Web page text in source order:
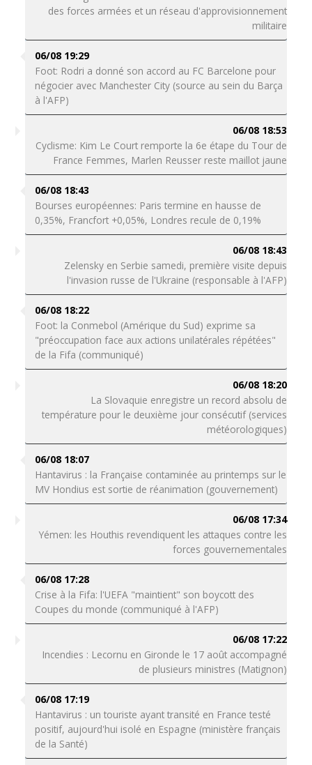
des forces armées et un réseau d'approvisionnement
militaire
06/08 19:29
Foot: Rodri a donné son accord au FC Barcelone pour
négocier avec Manchester City (source au sein du Barça
à l'AFP)
06/08 18:53
Cyclisme: Kim Le Court remporte la 6e étape du Tour de
France Femmes, Marlen Reusser reste maillot jaune
06/08 18:43
Bourses européennes: Paris termine en hausse de
0,35%, Francfort +0,05%, Londres recule de 0,19%
06/08 18:43
Zelensky en Serbie samedi, première visite depuis
l'invasion russe de l'Ukraine (responsable à l'AFP)
06/08 18:22
Foot: la Conmebol (Amérique du Sud) exprime sa
"préoccupation face aux actions unilatérales répétées"
de la Fifa (communiqué)
06/08 18:20
La Slovaquie enregistre un record absolu de
température pour le deuxième jour consécutif (services
météorologiques)
06/08 18:07
Hantavirus : la Française contaminée au printemps sur le
MV Hondius est sortie de réanimation (gouvernement)
06/08 17:34
Yémen: les Houthis revendiquent les attaques contre les
forces gouvernementales
06/08 17:28
Crise à la Fifa: l'UEFA "maintient" son boycott des
Coupes du monde (communiqué à l'AFP)
06/08 17:22
Incendies : Lecornu en Gironde le 17 août accompagné
de plusieurs ministres (Matignon)
06/08 17:19
Hantavirus : un touriste ayant transité en France testé
positif, aujourd'hui isolé en Espagne (ministère français
de la Santé)